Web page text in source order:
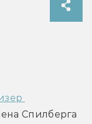
Спилберга